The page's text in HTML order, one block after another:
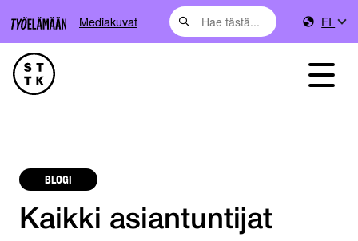
Mediakuvat FI
BLOGI
Kaikki asiantuntijat